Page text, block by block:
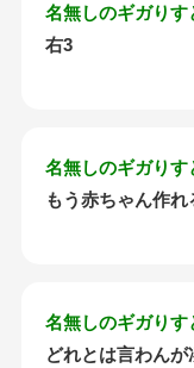
名無しのギガりす
右3
名無しのギガりす
もう赤ちゃん作れ
名無しのギガりす
どれとは言わん